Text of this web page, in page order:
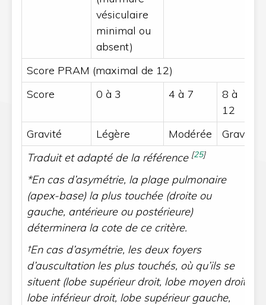
vésiculaire
minimal ou
absent)
Score PRAM (maximal de 12)
Score
0 à 3 4 à 7
8 à
12
Gravité
Légère Modérée
Grave
Traduit et adapté de la référence [25]
*En cas d’asymétrie, la plage pulmonaire
(apex-base) la plus touchée (droite ou
gauche, antérieure ou postérieure)
déterminera la cote de ce critère.
†En cas d’asymétrie, les deux foyers
d’auscultation les plus touchés, où qu’ils se
situent (lobe supérieur droit, lobe moyen droit,
lobe inférieur droit, lobe supérieur gauche,